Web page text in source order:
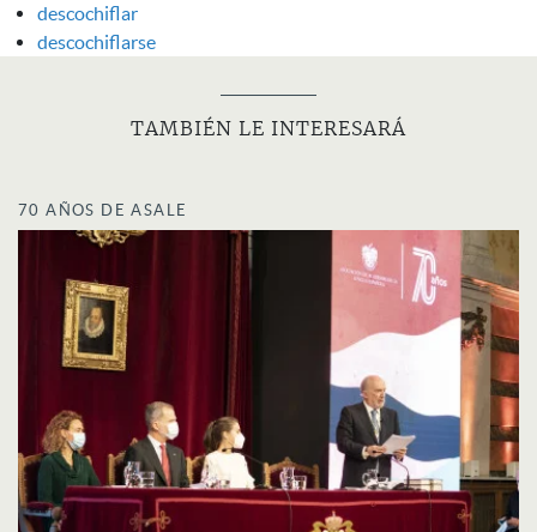
descochiflar
descochiflarse
TAMBIÉN LE INTERESARÁ
70 AÑOS DE ASALE